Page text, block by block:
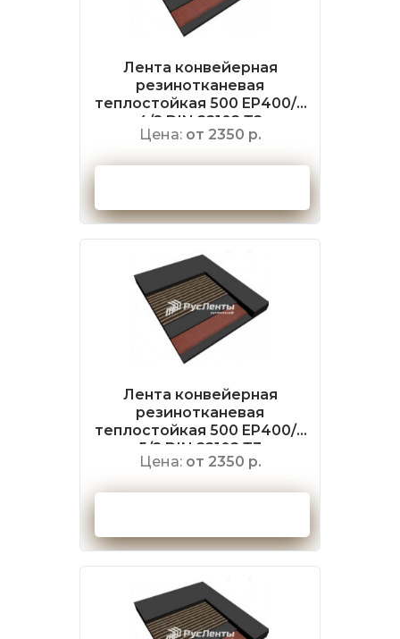
Лента конвейерная
резинотканевая
теплостойкая 500 EP400/3
4/2 DIN 22102 Т2
Цена: от 2350 р.
Лента конвейерная
резинотканевая
теплостойкая 500 EP400/3
5/2 DIN 22102 Т3
Цена: от 2350 р.